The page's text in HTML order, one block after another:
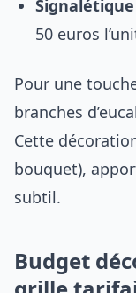
Signalétique
50 euros
Pour une
branches
Cette
bouquet),
subtil.
Budget